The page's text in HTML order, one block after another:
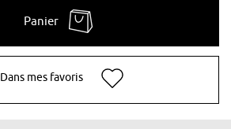
Panier
Dans mes favoris